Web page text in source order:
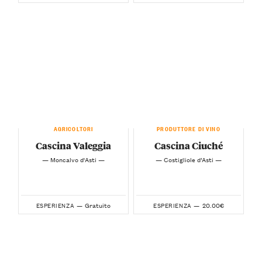
AGRICOLTORI
Cascina Valeggia
— Moncalvo d'Asti —
ESPERIENZA — Gratuito
PRODUTTORE DI VINO
Cascina Ciuché
— Costigliole d’Asti —
ESPERIENZA — 20.00€